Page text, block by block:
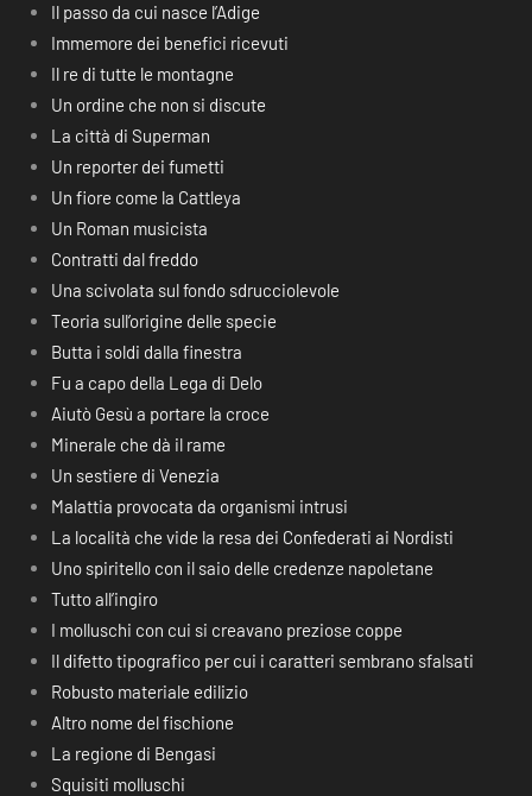
Il passo da cui nasce l’Adige
Immemore dei benefici ricevuti
Il re di tutte le montagne
Un ordine che non si discute
La città di Superman
Un reporter dei fumetti
Un fiore come la Cattleya
Un Roman musicista
Contratti dal freddo
Una scivolata sul fondo sdrucciolevole
Teoria sull’origine delle specie
Butta i soldi dalla finestra
Fu a capo della Lega di Delo
Aiutò Gesù a portare la croce
Minerale che dà il rame
Un sestiere di Venezia
Malattia provocata da organismi intrusi
La località che vide la resa dei Confederati ai Nordisti
Uno spiritello con il saio delle credenze napoletane
Tutto all’ingiro
I molluschi con cui si creavano preziose coppe
Il difetto tipografico per cui i caratteri sembrano sfalsati
Robusto materiale edilizio
Altro nome del fischione
La regione di Bengasi
Squisiti molluschi